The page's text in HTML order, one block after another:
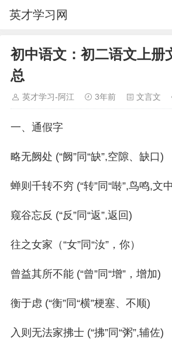
英才学习网
初中语文：初二语文上册
总
英才学习-阿江 3年前 文言文
一、通假字
略无阙处 (“阙”同“缺”,空隙、缺口)
蝉则千转不穷 (“转”同“啭”,鸟鸣,文
窥谷忘反 (“反”同“返”,返回)
往之女家（“女”同“汝”，你）
曾益其所不能 (“曾”同“增”，增加)
衡于虑 (“衡”同“横”梗塞、不顺)
入则无法家拂士 (“拂”同“粥”,辅佐)